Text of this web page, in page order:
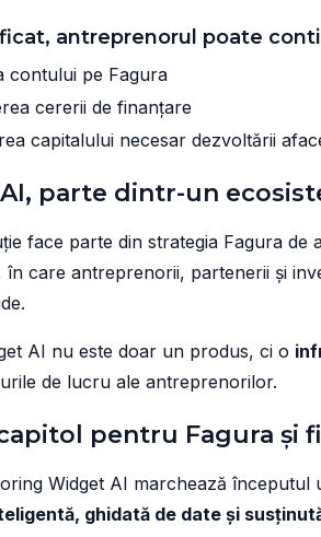
antreprenorul poate
contului pe Fagura
cererii de finanțare
capitalului necesar dezvoltării
parte dintr-un
face parte din strategia Fagura de
în care antreprenorii, partenerii și
AI nu este doar un produs, ci o
de lucru ale antreprenorilor.
pentru Fagura și
Widget AI marchează
ghidată de date și